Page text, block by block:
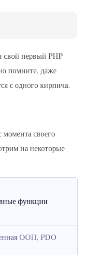
свой первый PHP
помните, даже
с одного кирпича.
своего
на некоторые
функции
ООП, PDO